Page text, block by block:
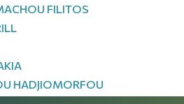
FILITOS
HADJIOMORFOU